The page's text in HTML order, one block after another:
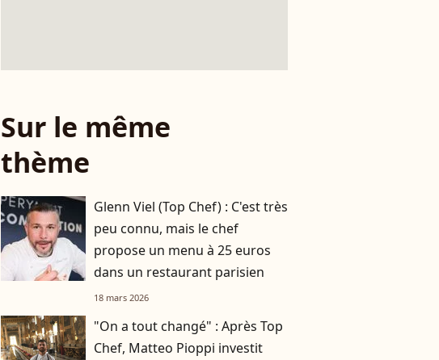
Sur le même
thème
Glenn Viel (Top Chef) : C'est très
peu connu, mais le chef
propose un menu à 25 euros
dans un restaurant parisien
18 mars 2026
"On a tout changé" : Après Top
Chef, Matteo Pioppi investit